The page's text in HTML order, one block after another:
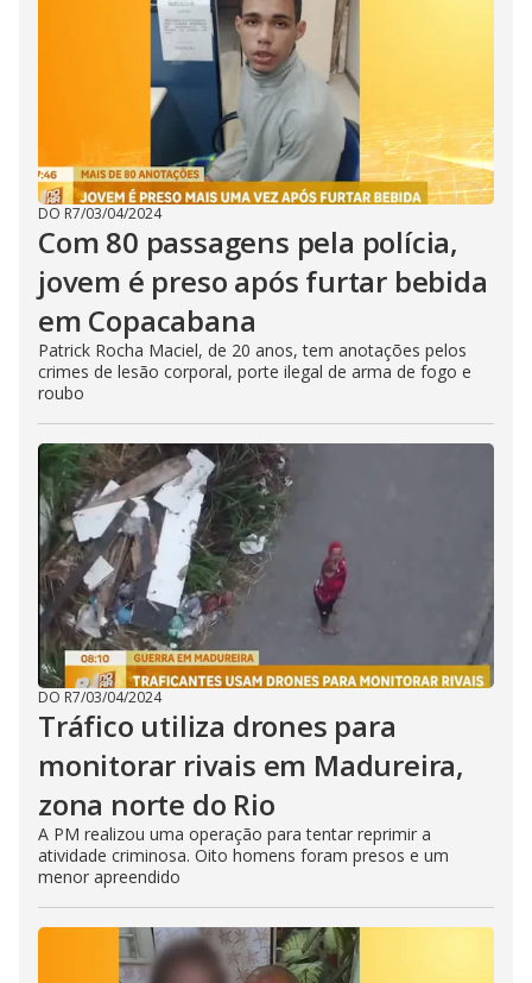
DO R7/03/04/2024
Com 80 passagens pela polícia,
jovem é preso após furtar bebida
em Copacabana
Patrick Rocha Maciel, de 20 anos, tem anotações pelos
crimes de lesão corporal, porte ilegal de arma de fogo e
roubo
DO R7/03/04/2024
Tráfico utiliza drones para
monitorar rivais em Madureira,
zona norte do Rio
A PM realizou uma operação para tentar reprimir a
atividade criminosa. Oito homens foram presos e um
menor apreendido